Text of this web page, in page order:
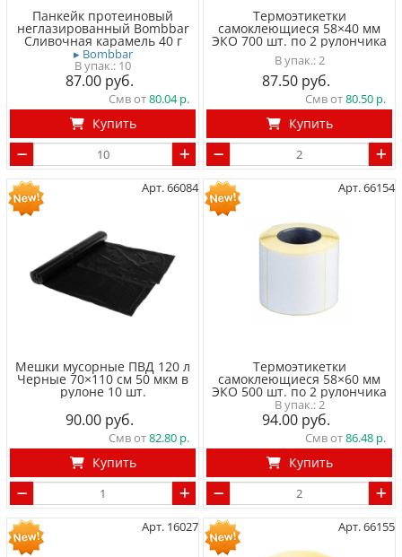
Панкейк протеиновый
неглазированный Bombbar
Сливочная карамель 40 г
▸ Bombbar
10
87.00
Смв от80.04
Купить
Термоэтикетки
самоклеющиеся 58×40 мм
ЭКО 700 шт. по 2 рулончика
2
87.50
Смв от80.50
Купить
Арт. 66084
Мешки мусорные ПВД 120 л
Черные 70×110 см 50 мкм в
рулоне 10 шт.
90.00
Смв от82.80
Купить
Арт. 66154
Термоэтикетки
самоклеющиеся 58×60 мм
ЭКО 500 шт. по 2 рулончика
2
94.00
Смв от86.48
Купить
Арт. 16027 Арт. 66155